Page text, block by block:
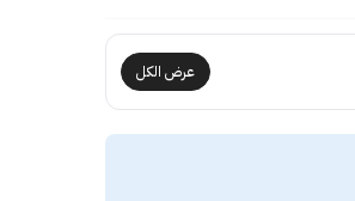
عرض الكل